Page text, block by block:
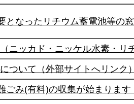
となったリチウム蓄電池等の
ニッカド・ニッケル水素・リ
ついて（外部サイトへリンク
ごみ(有料)の収集が始まりま